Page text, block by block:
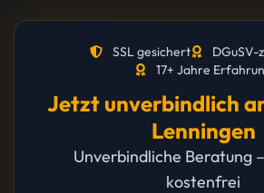
SSL gesichert
17+ Jahre
Jetzt unverbindlich
Lenningen
Unverbindliche Beratung
kostenfrei